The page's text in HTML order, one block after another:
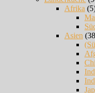
Afrika
Asien